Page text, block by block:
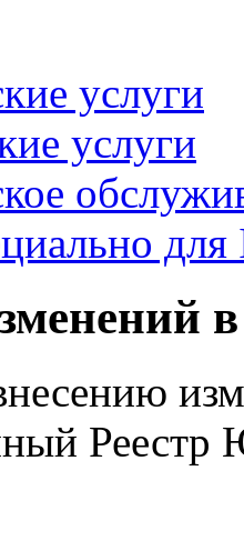
услуги
услуги